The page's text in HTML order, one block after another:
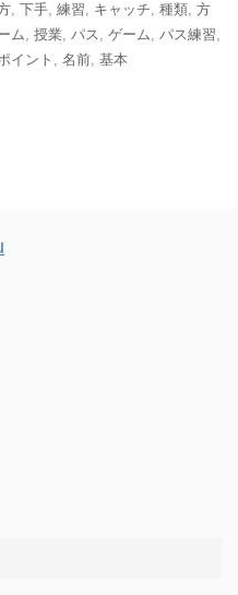
, 下手, 練習, キャッチ, 種類, 方
ム, 授業, パス, ゲーム, パス練習,
イント , 名前, 基本